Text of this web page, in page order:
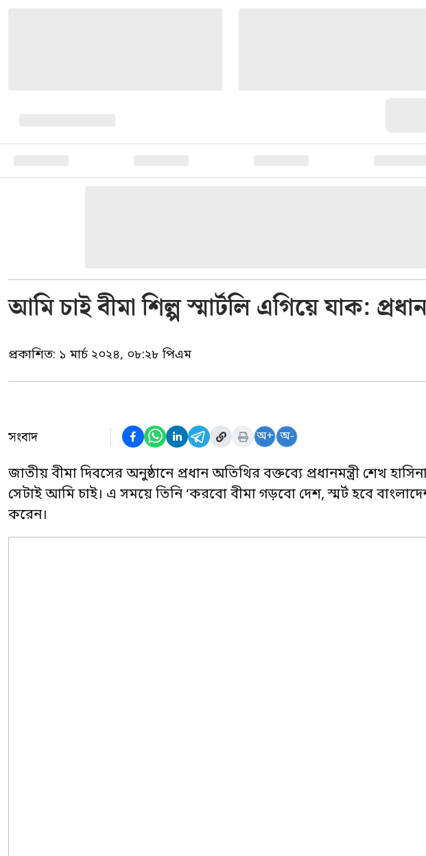
আমি চাই বীমা শিল্প স্মার্টলি এগিয়ে যাক:
প্রকাশিত: ১ মার্চ ২০২৪, ০৮:২৮ পিএম
সংবাদ অ+ অ-
জাতীয় বীমা দিবসের অনুষ্ঠানে প্রধান অতিথির বক্তব্যে প্রধানমন্ত্রী শেখ
সেটাই আমি চাই। এ সময়ে তিনি ‘করবো বীমা গড়বো দেশ, স্মর্ট হবে
করেন।